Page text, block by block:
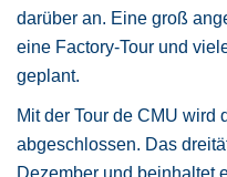
darüber an. Eine groß
eine Factory-Tour und
geplant.
Mit der Tour de CMU wird
abgeschlossen. Das
Dezember und beinhaltet